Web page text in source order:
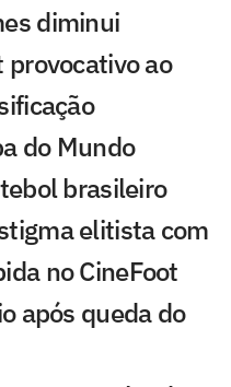
diminui
ao
do Mundo
brasileiro
elitista com
no CineFoot
após queda do